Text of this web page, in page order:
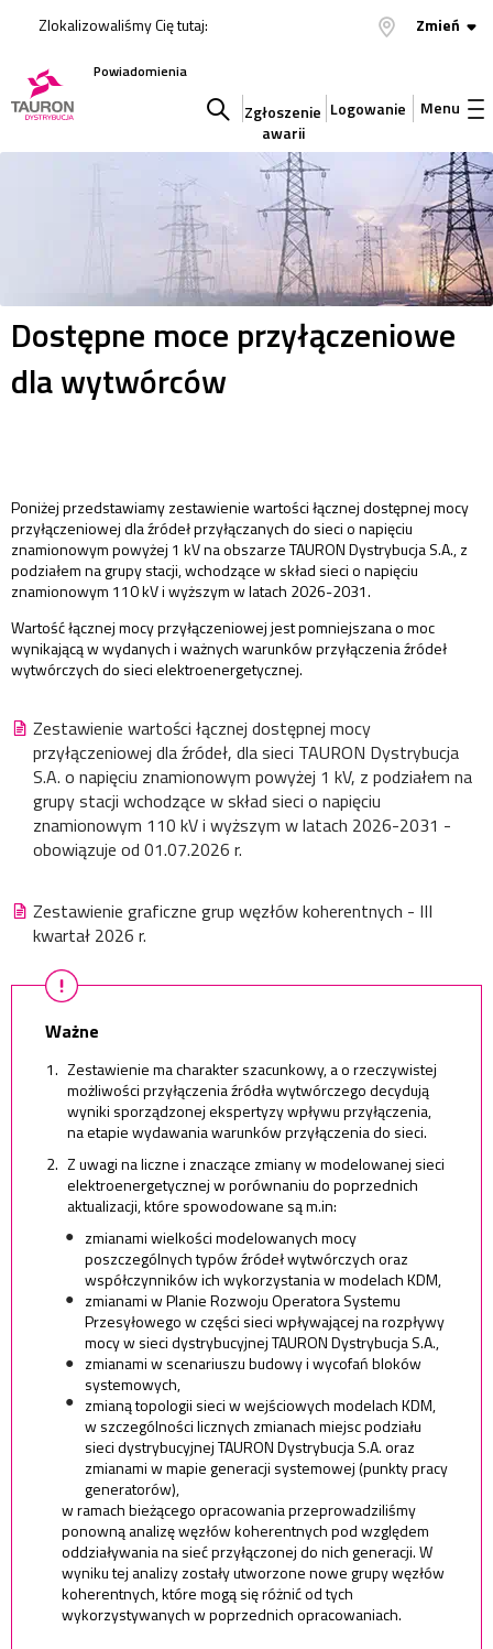
Zlokalizowaliśmy Cię tutaj: Zmień
Powiadomienia
serwisie
Zgłoszenie
awarii
Logowanie Menu
Dostępne moce przyłączeniowe
dla wytwórców
Poniżej przedstawiamy zestawienie wartości łącznej dostępnej mocy
przyłączeniowej dla źródeł przyłączanych do sieci o napięciu
znamionowym powyżej 1 kV na obszarze TAURON Dystrybucja S.A., z
podziałem na grupy stacji, wchodzące w skład sieci o napięciu
znamionowym 110 kV i wyższym w latach 2026-2031.
Wartość łącznej mocy przyłączeniowej jest pomniejszana o moc
wynikającą w wydanych i ważnych warunków przyłączenia źródeł
wytwórczych do sieci elektroenergetycznej.
Zestawienie wartości łącznej dostępnej mocy
przyłączeniowej dla źródeł, dla sieci TAURON Dystrybucja
S.A. o napięciu znamionowym powyżej 1 kV, z podziałem na
grupy stacji wchodzące w skład sieci o napięciu
znamionowym 110 kV i wyższym w latach 2026-2031 -
obowiązuje od 01.07.2026 r.
Zestawienie graficzne grup węzłów koherentnych - III
kwartał 2026 r.
Ważne
Zestawienie ma charakter szacunkowy, a o rzeczywistej
możliwości przyłączenia źródła wytwórczego decydują
wyniki sporządzonej ekspertyzy wpływu przyłączenia,
na etapie wydawania warunków przyłączenia do sieci.
Z uwagi na liczne i znaczące zmiany w modelowanej sieci
elektroenergetycznej w porównaniu do poprzednich
aktualizacji, które spowodowane są m.in:
zmianami wielkości modelowanych mocy
poszczególnych typów źródeł wytwórczych oraz
współczynników ich wykorzystania w modelach KDM,
zmianami w Planie Rozwoju Operatora Systemu
Przesyłowego w części sieci wpływającej na rozpływy
mocy w sieci dystrybucyjnej TAURON Dystrybucja S.A.,
zmianami w scenariuszu budowy i wycofań bloków
systemowych,
zmianą topologii sieci w wejściowych modelach KDM,
w szczególności licznych zmianach miejsc podziału
sieci dystrybucyjnej TAURON Dystrybucja S.A. oraz
zmianami w mapie generacji systemowej (punkty pracy
generatorów),
w ramach bieżącego opracowania przeprowadziliśmy
ponowną analizę węzłów koherentnych pod względem
oddziaływania na sieć przyłączonej do nich generacji. W
wyniku tej analizy zostały utworzone nowe grupy węzłów
koherentnych, które mogą się różnić od tych
wykorzystywanych w poprzednich opracowaniach.